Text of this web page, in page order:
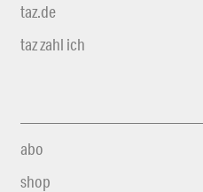
taz.de
taz zahl ich
abo
shop